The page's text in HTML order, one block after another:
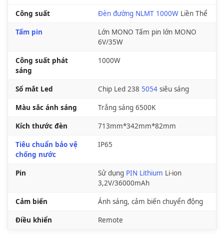
Công suất Đèn đường NLMT 1000W Liền Thể
Tấm pin
Lớn MONO Tấm pin lớn MONO
6V/35W
Công suất phát
sáng
1000W
Số mắt Led Chip Led 238 5054 siêu sáng
Màu sắc ánh sáng Trắng sáng 6500K
Kích thước đèn 713mm*342mm*82mm
Tiêu chuẩn bảo vệ
chống nước
IP65
Pin Sử dụng PIN Lithium Li-ion
3,2V/36000mAh
Cảm biến Ánh sáng, cảm biến chuyển động
Điều khiển Remote